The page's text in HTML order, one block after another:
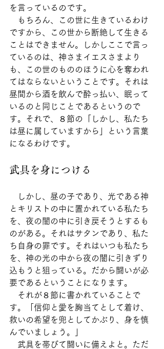
を言っているのです。
もちろん、この世に生きているわけ
ですから、この世から断絶して生きる
ことはできません。しかしここで言っ
ているのは、神さまイエスさまより
も、この世のもののほうに心を奪われ
てはならないということです。それは
昼間から酒を飲んで酔っ払い、眠って
いるのと同じことであるというので
す。それで、８節の「しかし、私たち
は昼に属していますから」という言葉
になるわけです。
武具を身につける
しかし、昼の子であり、光である神
とキリストの中に置かれている私たち
を、夜の闇の中に引き戻そうとするも
のがある。それはサタンであり、私た
ち自身の罪です。それはいつも私たち
を、神の光の中から夜の闇に引きずり
込もうと狙っている。だから闘いが必
要であるということになります。
それが８節に書かれていることで
す。「信仰と愛を胸当てとして着け、
救いの希望を兜としてかぶり、身を慎
んでいましょう。」
武具を帯びて闘いに備えよと。ただ